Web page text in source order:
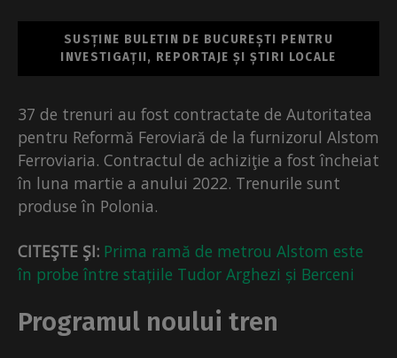
SUSȚINE BULETIN DE BUCUREȘTI PENTRU
INVESTIGAȚII, REPORTAJE ȘI ȘTIRI LOCALE
37 de trenuri au fost contractate de Autoritatea
pentru Reformă Feroviară de la furnizorul Alstom
Ferroviaria. Contractul de achiziţie a fost încheiat
în luna martie a anului 2022. Trenurile sunt
produse în Polonia.
CITEŞTE ŞI: Prima ramă de metrou Alstom este
în probe între stațiile Tudor Arghezi și Berceni
Programul noului tren